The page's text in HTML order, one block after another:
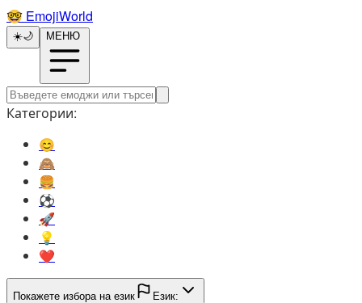
🤓️ EmojiWorld
☀️🌙 МЕНЮ
Категории:
😊️
🙈️
🍔️
⚽️
🚀️
💡️
❤️
Покажете избора на език Език: